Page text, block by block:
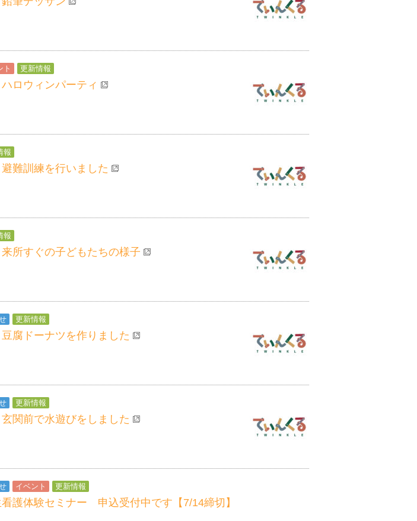
ト 更新情報
ロウィンパーティ
報
避難訓練を行いました
報
来所すぐの子どもたちの様子
更新情報
豆腐ドーナツを作りました
更新情報
玄関前で水遊びをしました
イベント 更新情報
看護体験セミナー 申込受付中です【7/14締切】